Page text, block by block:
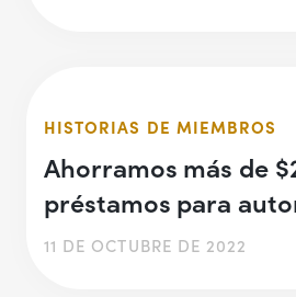
HISTORIAS DE MIEMBROS
Ahorramos más de
préstamos para
11 DE OCTUBRE DE 2022